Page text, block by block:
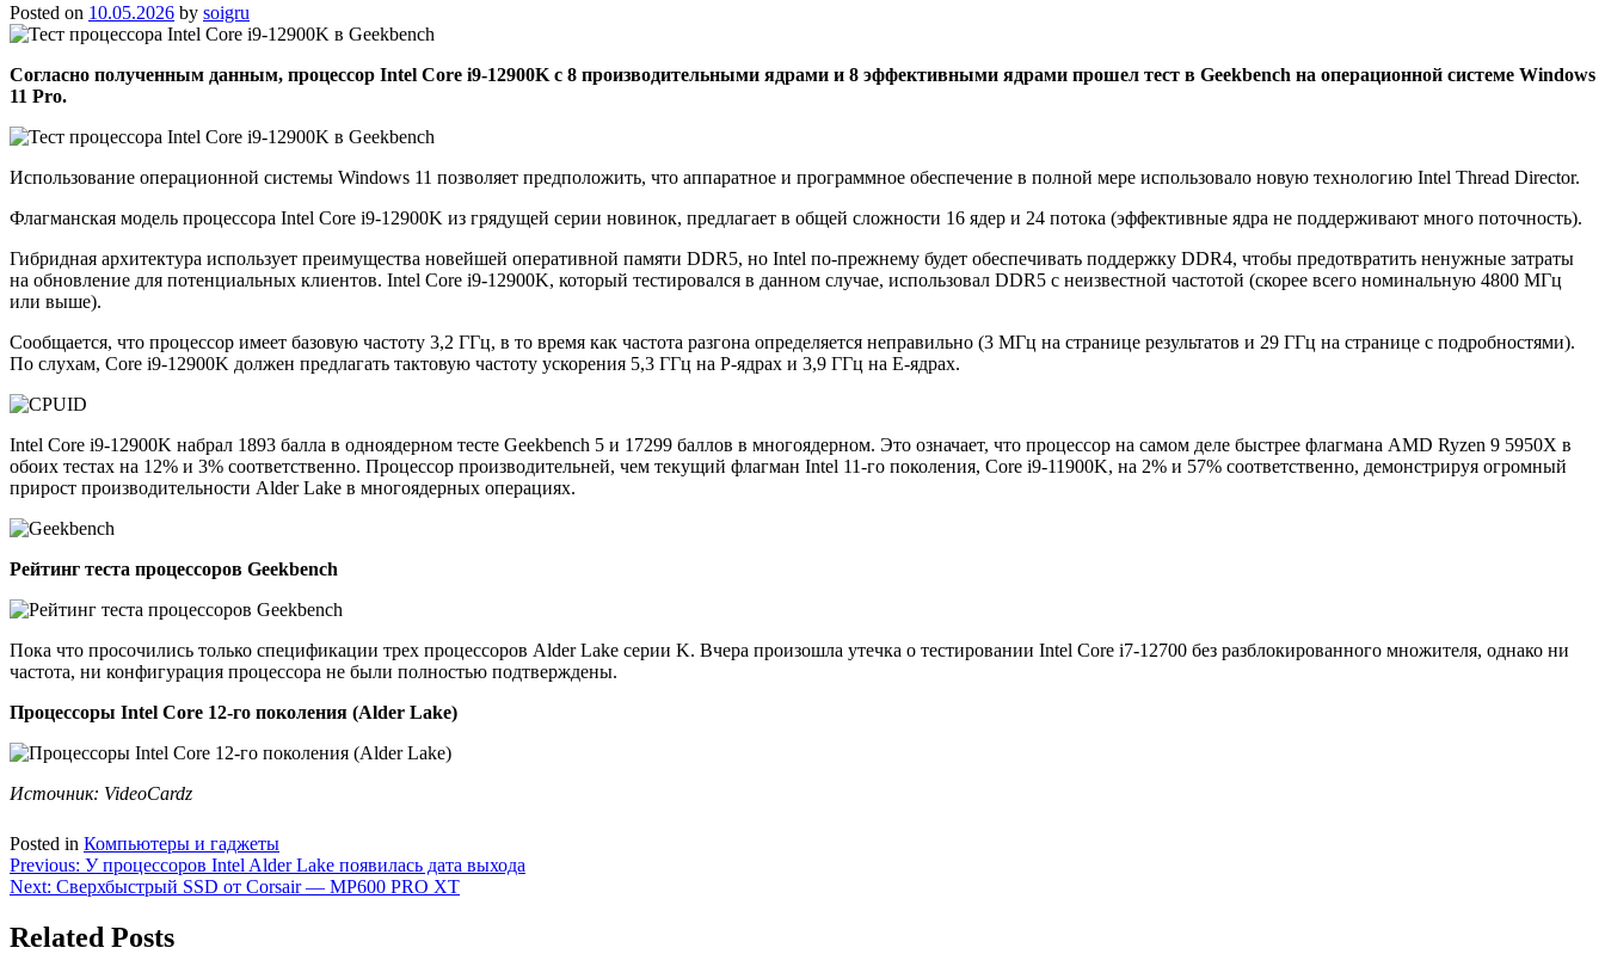
Posted on 10.05.2026 by soigru
Согласно полученным данным, процессор Intel Core i9-12900K с 8 производительными ядрами и 8 эффективными ядрами прошел тест в Geekbench на операционной системе Windows
11 Pro.
Использование операционной системы Windows 11 позволяет предположить, что аппаратное и программное обеспечение в полной мере использовало новую технологию Intel Thread Director.
Флагманская модель процессора Intel Core i9-12900K из грядущей серии новинок, предлагает в общей сложности 16 ядер и 24 потока (эффективные ядра не поддерживают много поточность).
Гибридная архитектура использует преимущества новейшей оперативной памяти DDR5, но Intel по-прежнему будет обеспечивать поддержку DDR4, чтобы предотвратить ненужные затраты
на обновление для потенциальных клиентов. Intel Core i9-12900K, который тестировался в данном случае, использовал DDR5 с неизвестной частотой (скорее всего номинальную 4800 МГц
или выше).
Сообщается, что процессор имеет базовую частоту 3,2 ГГц, в то время как частота разгона определяется неправильно (3 МГц на странице результатов и 29 ГГц на странице с подробностями).
По слухам, Core i9-12900K должен предлагать тактовую частоту ускорения 5,3 ГГц на P-ядрах и 3,9 ГГц на E-ядрах.
Intel Core i9-12900K набрал 1893 балла в одноядерном тесте Geekbench 5 и 17299 баллов в многоядерном. Это означает, что процессор на самом деле быстрее флагмана AMD Ryzen 9 5950X в
обоих тестах на 12% и 3% соответственно. Процессор производительней, чем текущий флагман Intel 11-го поколения, Core i9-11900K, на 2% и 57% соответственно, демонстрируя огромный
прирост производительности Alder Lake в многоядерных операциях.
Рейтинг теста процессоров Geekbench
Пока что просочились только спецификации трех процессоров Alder Lake серии K. Вчера произошла утечка о тестировании Intel Core i7-12700 без разблокированного множителя, однако ни
частота, ни конфигурация процессора не были полностью подтверждены.
Процессоры Intel Core 12-го поколения (Alder Lake)
Источник: VideoCardz
Posted in Компьютеры и гаджеты
Навигация
по
записям
Previous: У процессоров Intel Alder Lake появилась дата выхода
Next: Сверхбыстрый SSD от Corsair — MP600 PRO XT
Related Posts